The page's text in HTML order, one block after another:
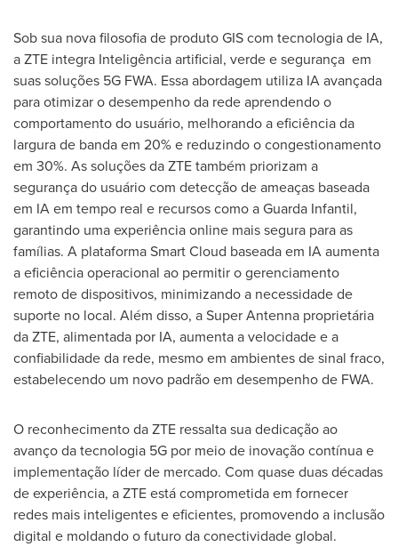
Sob sua nova filosofia de produto GIS com tecnologia de IA,
a ZTE integra Inteligência artificial, verde e segurança em
suas soluções 5G FWA. Essa abordagem utiliza IA avançada
para otimizar o desempenho da rede aprendendo o
comportamento do usuário, melhorando a eficiência da
largura de banda em 20% e reduzindo o congestionamento
em 30%. As soluções da ZTE também priorizam a
segurança do usuário com detecção de ameaças baseada
em IA em tempo real e recursos como a Guarda Infantil,
garantindo uma experiência online mais segura para as
famílias. A plataforma Smart Cloud baseada em IA aumenta
a eficiência operacional ao permitir o gerenciamento
remoto de dispositivos, minimizando a necessidade de
suporte no local. Além disso, a Super Antenna proprietária
da ZTE, alimentada por IA, aumenta a velocidade e a
confiabilidade da rede, mesmo em ambientes de sinal fraco,
estabelecendo um novo padrão em desempenho de FWA.
O reconhecimento da ZTE ressalta sua dedicação ao
avanço da tecnologia 5G por meio de inovação contínua e
implementação líder de mercado. Com quase duas décadas
de experiência, a ZTE está comprometida em fornecer
redes mais inteligentes e eficientes, promovendo a inclusão
digital e moldando o futuro da conectividade global.